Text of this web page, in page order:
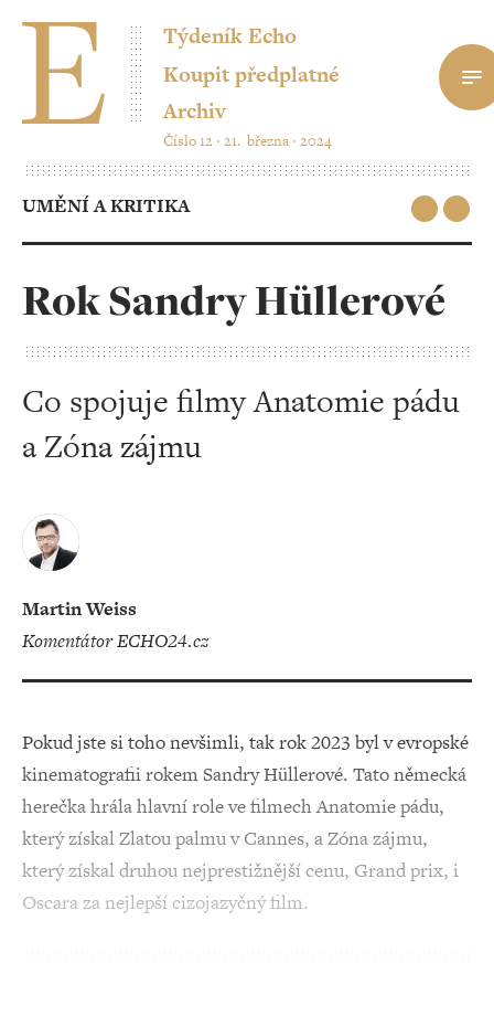
Týdeník Echo
Koupit předplatné
Archiv
Číslo 12 ‧ 21. března ‧ 2024
UMĚNÍ A KRITIKA
Rok Sandry Hüllerové
Co spojuje filmy Anatomie pádu
a Zóna zájmu
Martin Weiss
komentátor ECHO24.cz
Pokud jste si toho nevšimli, tak rok 2023 byl v evropské
kinematografii rokem Sandry Hüllerové. Tato německá
herečka hrála hlavní role ve filmech Anatomie pádu,
který získal Zlatou palmu v Cannes, a Zóna zájmu,
který získal druhou nejprestižnější cenu, Grand prix, i
Oscara za nejlepší cizojazyčný film.